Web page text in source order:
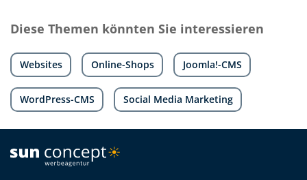
Diese Themen könnten Sie interessieren
Websites Online-Shops Joomla!-CMS
WordPress-CMS Social Media Marketing